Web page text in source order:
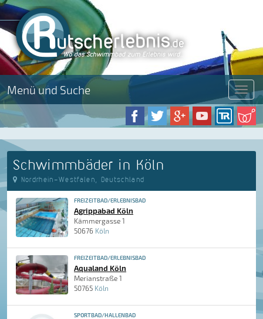
Menü und Suche Menü
Schwimmbäder in Köln
Nordrhein-Westfalen, Deutschland
FREIZEITBAD/ERLEBNISBAD
Agrippabad Köln
Kämmergasse 1
50676 Köln
FREIZEITBAD/ERLEBNISBAD
Aqualand Köln
Merianstraße 1
50765 Köln
SPORTBAD/HALLENBAD